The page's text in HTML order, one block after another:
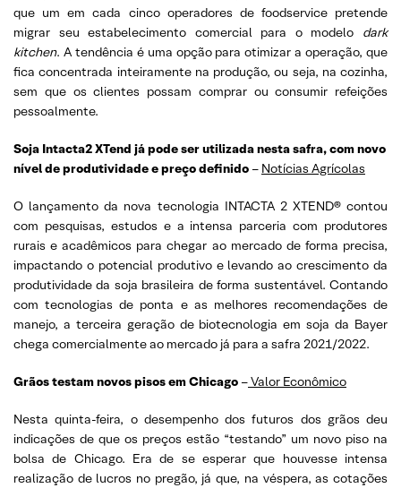
que um em cada cinco operadores de foodservice pretende
migrar seu estabelecimento comercial para o modelo dark
kitchen. A tendência é uma opção para otimizar a operação, que
fica concentrada inteiramente na produção, ou seja, na cozinha,
sem que os clientes possam comprar ou consumir refeições
pessoalmente.
Soja Intacta2 XTend já pode ser utilizada nesta safra, com novo
nível de produtividade e preço definido – Notícias Agrícolas
O lançamento da nova tecnologia INTACTA 2 XTEND® contou
com pesquisas, estudos e a intensa parceria com produtores
rurais e acadêmicos para chegar ao mercado de forma precisa,
impactando o potencial produtivo e levando ao crescimento da
produtividade da soja brasileira de forma sustentável. Contando
com tecnologias de ponta e as melhores recomendações de
manejo, a terceira geração de biotecnologia em soja da Bayer
chega comercialmente ao mercado já para a safra 2021/2022.
Grãos testam novos pisos em Chicago –Valor Econômico
Nesta quinta-feira, o desempenho dos futuros dos grãos deu
indicações de que os preços estão “testando” um novo piso na
bolsa de Chicago. Era de se esperar que houvesse intensa
realização de lucros no pregão, já que, na véspera, as cotações